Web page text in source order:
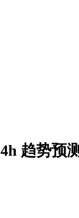
4h 趋势预